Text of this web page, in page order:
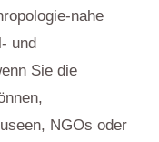
nahe
und
Sie die
NGOs oder